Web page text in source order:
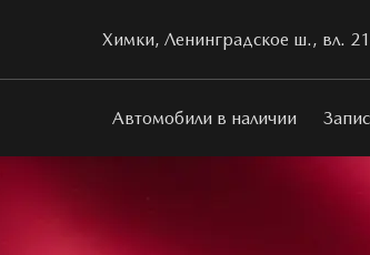
Химки, Ленинградское ш., вл. 21
Автомобили в наличии